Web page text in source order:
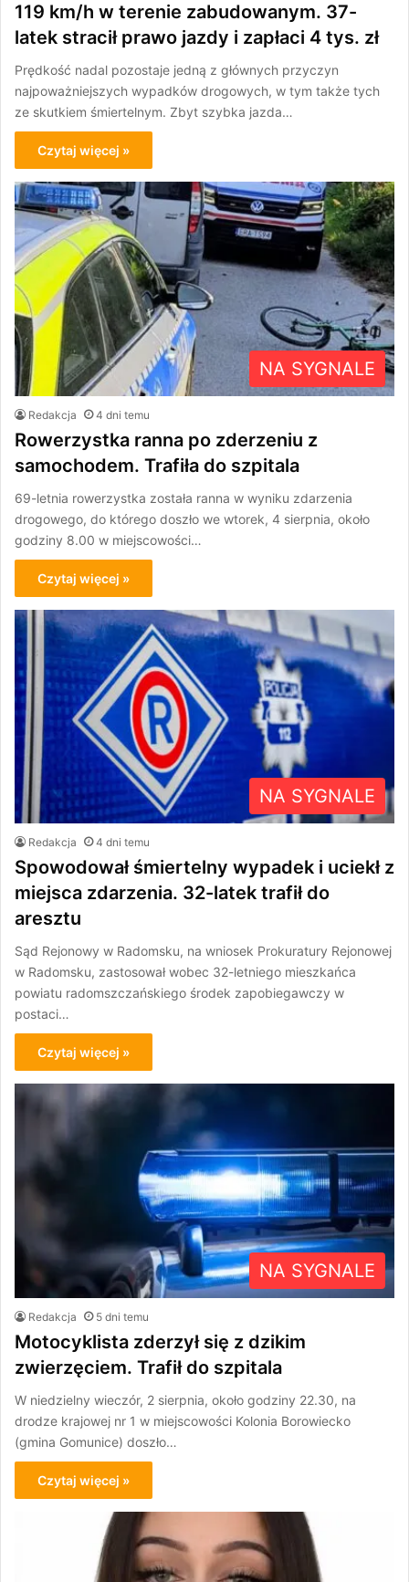
119 km/h w terenie zabudowanym. 37-
latek stracił prawo jazdy i zapłaci 4 tys. zł
Prędkość nadal pozostaje jedną z głównych przyczyn
najpoważniejszych wypadków drogowych, w tym także tych
ze skutkiem śmiertelnym. Zbyt szybka jazda…
Czytaj więcej »
NA SYGNALE
Redakcja 4 dni temu
Rowerzystka ranna po zderzeniu z
samochodem. Trafiła do szpitala
69-letnia rowerzystka została ranna w wyniku zdarzenia
drogowego, do którego doszło we wtorek, 4 sierpnia, około
godziny 8.00 w miejscowości…
Czytaj więcej »
NA SYGNALE
Redakcja 4 dni temu
Spowodował śmiertelny wypadek i uciekł z
miejsca zdarzenia. 32-latek trafił do
aresztu
Sąd Rejonowy w Radomsku, na wniosek Prokuratury Rejonowej
w Radomsku, zastosował wobec 32-letniego mieszkańca
powiatu radomszczańskiego środek zapobiegawczy w
postaci…
Czytaj więcej »
NA SYGNALE
Redakcja 5 dni temu
Motocyklista zderzył się z dzikim
zwierzęciem. Trafił do szpitala
W niedzielny wieczór, 2 sierpnia, około godziny 22.30, na
drodze krajowej nr 1 w miejscowości Kolonia Borowiecko
(gmina Gomunice) doszło…
Czytaj więcej »